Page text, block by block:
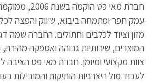
חברת מאי פט
עמק חפר ומתמחה ביבוא, שיווק והפצה
מזון וציוד לכלבים וחתולים. החברה שמה
המוצרים, שירותיות גבוהה ואספקה
צוות מקצועי ומיומן. חברת מאי פט הציבה
לעבוד מול היצרניות הותיקות והמובילות